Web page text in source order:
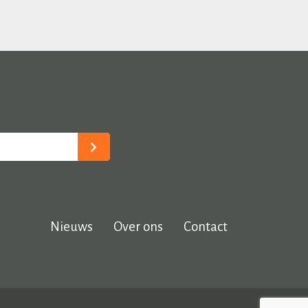
Nieuws Over ons Contact